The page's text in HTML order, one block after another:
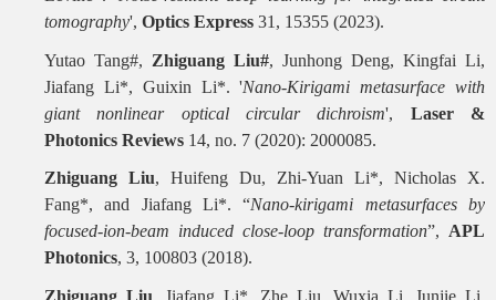
tomography', Optics Express 31, 15355 (2023).
Yutao Tang#, Zhiguang Liu#, Junhong Deng, Kingfai Li,
Jiafang Li*, Guixin Li*. 'Nano‐Kirigami metasurface with
giant nonlinear optical circular dichroism', Laser &
Photonics Reviews 14, no. 7 (2020): 2000085.
Zhiguang Liu, Huifeng Du, Zhi-Yuan Li*, Nicholas X.
Fang*, and Jiafang Li*. “Nano-kirigami metasurfaces by
focused-ion-beam induced close-loop transformation”, APL
Photonics, 3, 100803 (2018).
Zhiguang Liu , Jiafang Li*, Zhe Liu, Wuxia Li, Junjie Li,